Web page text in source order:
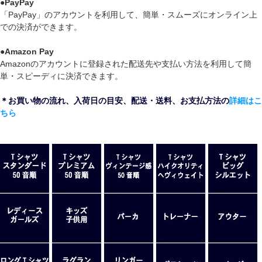
●PayPay
「PayPay」のアカウントを利用して、簡単・スムーズにオンライン上
での決済ができます。
●Amazon Pay
Amazonのアカウントに登録された配送先や支払い方法を利用して簡
単・スピーディに決済できます。
＊お買い物の流れ、入荷日の目安、配送・送料、お支払方法の詳細はこ
ちら